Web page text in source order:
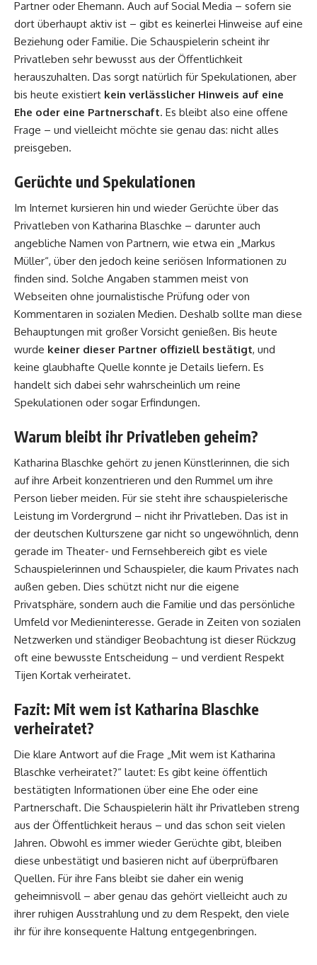
Partner oder Ehemann. Auch auf Social Media – sofern sie
dort überhaupt aktiv ist – gibt es keinerlei Hinweise auf eine
Beziehung oder Familie. Die Schauspielerin scheint ihr
Privatleben sehr bewusst aus der Öffentlichkeit
herauszuhalten. Das sorgt natürlich für Spekulationen, aber
bis heute existiert kein verlässlicher Hinweis auf eine
Ehe oder eine Partnerschaft. Es bleibt also eine offene
Frage – und vielleicht möchte sie genau das: nicht alles
preisgeben.
Gerüchte und Spekulationen
Im Internet kursieren hin und wieder Gerüchte über das
Privatleben von Katharina Blaschke – darunter auch
angebliche Namen von Partnern, wie etwa ein „Markus
Müller“, über den jedoch keine seriösen Informationen zu
finden sind. Solche Angaben stammen meist von
Webseiten ohne journalistische Prüfung oder von
Kommentaren in sozialen Medien. Deshalb sollte man diese
Behauptungen mit großer Vorsicht genießen. Bis heute
wurde keiner dieser Partner offiziell bestätigt, und
keine glaubhafte Quelle konnte je Details liefern. Es
handelt sich dabei sehr wahrscheinlich um reine
Spekulationen oder sogar Erfindungen.
Warum bleibt ihr Privatleben geheim?
Katharina Blaschke gehört zu jenen Künstlerinnen, die sich
auf ihre Arbeit konzentrieren und den Rummel um ihre
Person lieber meiden. Für sie steht ihre schauspielerische
Leistung im Vordergrund – nicht ihr Privatleben. Das ist in
der deutschen Kulturszene gar nicht so ungewöhnlich, denn
gerade im Theater- und Fernsehbereich gibt es viele
Schauspielerinnen und Schauspieler, die kaum Privates nach
außen geben. Dies schützt nicht nur die eigene
Privatsphäre, sondern auch die Familie und das persönliche
Umfeld vor Medieninteresse. Gerade in Zeiten von sozialen
Netzwerken und ständiger Beobachtung ist dieser Rückzug
oft eine bewusste Entscheidung – und verdient Respekt
Tijen Kortak verheiratet.
Fazit: Mit wem ist Katharina Blaschke
verheiratet?
Die klare Antwort auf die Frage „Mit wem ist Katharina
Blaschke verheiratet?“ lautet: Es gibt keine öffentlich
bestätigten Informationen über eine Ehe oder eine
Partnerschaft. Die Schauspielerin hält ihr Privatleben streng
aus der Öffentlichkeit heraus – und das schon seit vielen
Jahren. Obwohl es immer wieder Gerüchte gibt, bleiben
diese unbestätigt und basieren nicht auf überprüfbaren
Quellen. Für ihre Fans bleibt sie daher ein wenig
geheimnisvoll – aber genau das gehört vielleicht auch zu
ihrer ruhigen Ausstrahlung und zu dem Respekt, den viele
ihr für ihre konsequente Haltung entgegenbringen.